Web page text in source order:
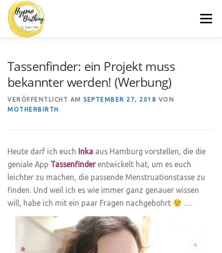
Zum
Inhalt
springen
Menü
BLOG
Tassenfinder: ein Projekt muss
bekannter werden! (Werbung)
VERÖFFENTLICHT AM SEPTEMBER 27, 2018 VON
MOTHERBIRTH
Heute darf ich euch Inka aus Hamburg vorstellen, die die
geniale App Tassenfinderentwickelt hat, um es euch
leichter zu machen, die passende Menstruationstasse zu
finden. Und weil ich es wie immer ganz genauer wissen
will, habe ich mit ein paar Fragen nachgebohrt
…